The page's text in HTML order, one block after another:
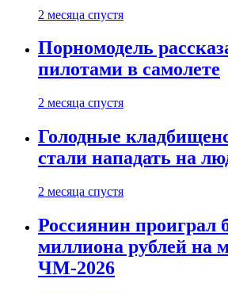
2 месяца спустя
Порномодель
пилотами в самолете
2 месяца спустя
Голодные
стали нападать на
2 месяца спустя
Россиянин проиграл
миллиона рублей на
ЧМ-2026